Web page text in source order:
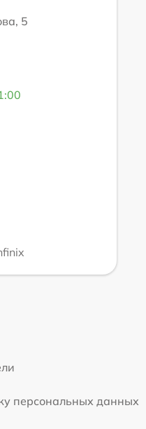
5
персональных данных